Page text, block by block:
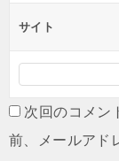
サイト
次回のコメン
前、メールアド